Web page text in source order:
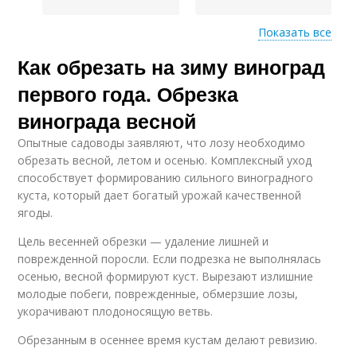
Виноград на второй Виноград на зиму
Показать все
Как обрезать на зиму виноград
первого года. Обрезка
винограда весной
Опытные садоводы заявляют, что лозу необходимо
обрезать весной, летом и осенью. Комплексный уход
способствует формированию сильного виноградного
куста, который дает богатый урожай качественной
ягоды.
Цель весенней обрезки — удаление лишней и
поврежденной поросли. Если подрезка не выполнялась
осенью, весной формируют куст. Вырезают излишние
молодые побеги, поврежденные, обмерзшие лозы,
укорачивают плодоносящую ветвь.
Обрезанным в осеннее время кустам делают ревизию.